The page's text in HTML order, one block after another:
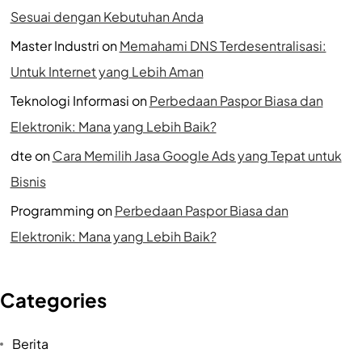
Sesuai dengan Kebutuhan Anda
Master Industri onMemahami DNS Terdesentralisasi:
Untuk Internet yang Lebih Aman
Teknologi Informasi onPerbedaan Paspor Biasa dan
Elektronik: Mana yang Lebih Baik?
dte onCara Memilih Jasa Google Ads yang Tepat untuk
Bisnis
Programming onPerbedaan Paspor Biasa dan
Elektronik: Mana yang Lebih Baik?
Categories
Berita